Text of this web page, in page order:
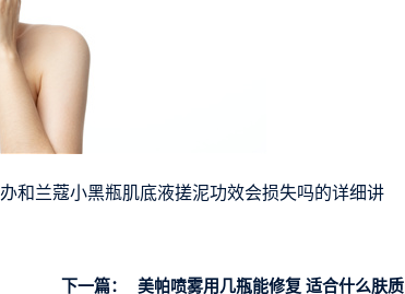
和兰蔻小黑瓶肌底液搓泥功效会损失吗的详细讲
下一篇： 美帕喷雾用几瓶能修复 适合什么肤质